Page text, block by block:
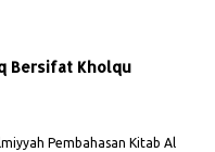
Bersifat Kholqu
Pembahasan Kitab Al